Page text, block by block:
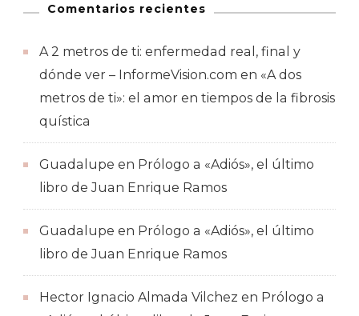
Comentarios recientes
A 2 metros de ti: enfermedad real, final y
dónde ver – InformeVision.com en «A dos
metros de ti»: el amor en tiempos de la fibrosis
quística
Guadalupe en Prólogo a «Adiós», el último
libro de Juan Enrique Ramos
Guadalupe en Prólogo a «Adiós», el último
libro de Juan Enrique Ramos
Hector Ignacio Almada Vilchez en Prólogo a